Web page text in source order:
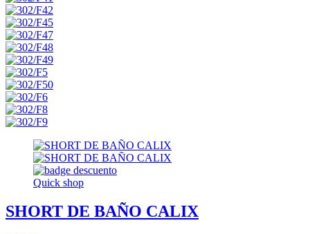
Quick shop
SHORT DE BAÑO CALIX